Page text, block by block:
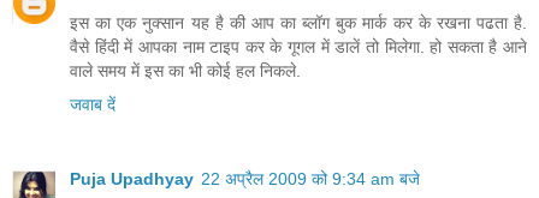
इस का एक नुक्सान यह है की आप का ब्लॉग बुक मार्क कर के रखना पढता है.
वैसे हिंदी में आपका नाम टाइप कर के गूगल में डालें तो मिलेगा. हो सकता है आने
वाले समय में इस का भी कोई हल निकले.
जवाब दें
Puja Upadhyay 22 अप्रैल 2009 को 9:34 am बजे